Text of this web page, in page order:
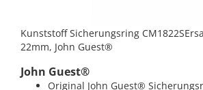
Kunststoff Sicherungsring
22mm, John Guest®
John Guest®
Original John Guest®